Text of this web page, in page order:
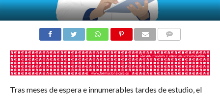
Tras meses de espera e innumerables tardes de estudio, el